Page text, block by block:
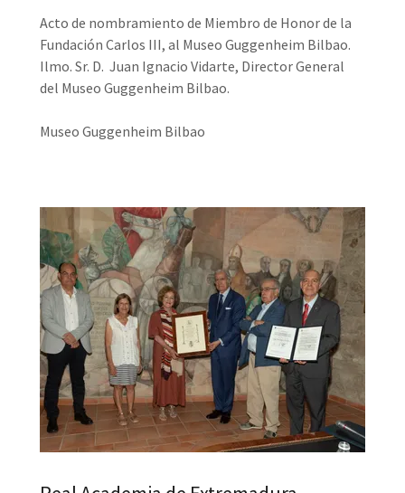
Acto de nombramiento de Miembro de Honor de la
Fundación Carlos III, al Museo Guggenheim Bilbao.
Ilmo. Sr. D. Juan Ignacio Vidarte, Director General
del Museo Guggenheim Bilbao.
Museo Guggenheim Bilbao